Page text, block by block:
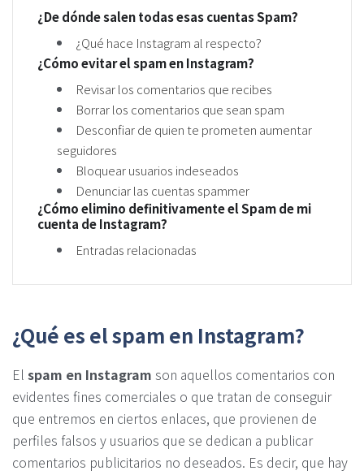
¿De dónde salen todas esas cuentas Spam?
¿Qué hace Instagram al respecto?
¿Cómo evitar el spam en Instagram?
Revisar los comentarios que recibes
Borrar los comentarios que sean spam
Desconfiar de quien te prometen aumentar
seguidores
Bloquear usuarios indeseados
Denunciar las cuentas spammer
¿Cómo elimino definitivamente el Spam de mi
cuenta de Instagram?
Entradas relacionadas
¿Qué es el spam en Instagram?
El spam en Instagram son aquellos comentarios con
evidentes fines comerciales o que tratan de conseguir
que entremos en ciertos enlaces, que provienen de
perfiles falsos y usuarios que se dedican a publicar
comentarios publicitarios no deseados. Es decir, que hay